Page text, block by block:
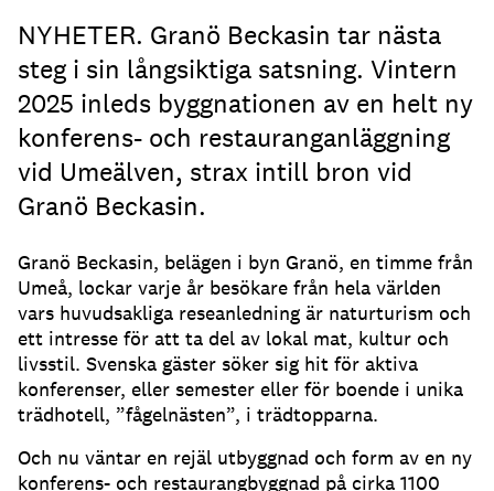
NYHETER. Granö Beckasin tar nästa
steg i sin långsiktiga satsning. Vintern
2025 inleds byggnationen av en helt ny
konferens- och restauranganläggning
vid Umeälven, strax intill bron vid
Granö Beckasin.
Granö Beckasin, belägen i byn Granö, en timme från
Umeå, lockar varje år besökare från hela världen
vars huvudsakliga reseanledning är naturturism och
ett intresse för att ta del av lokal mat, kultur och
livsstil. Svenska gäster söker sig hit för aktiva
konferenser, eller semester eller för boende i unika
trädhotell, ”fågelnästen”, i trädtopparna.
Och nu väntar en rejäl utbyggnad och form av en ny
konferens- och restaurangbyggnad på cirka 1100